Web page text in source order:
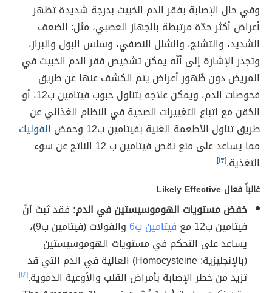
وفي حال الإصابة بفقر الدم الخبيث بدرجة شديدة تظهر
أعراض أكثر حدّة مرتبطة بالجهاز العصبي، مثل: الضعف
الشديد، والتشنج، والشلل النصفي، وسلس البول والبراز،
وتجدر الإشارة إلى أنّه يمكن تشخيص فقر الدم الخبيث في
المريض دون ظُهور أعراض يتم الكشف عنها عن طريق
فحوصات الدم، ويمكن علاجه بتناول حبوب فيتامين ب12، أو
الحُقن مع اتباع التغييرات الصحية في النظام الغذائي عن
طريق تناول الأطعمة الغنية بفيتامين ب12 وحمض
الفوليك
مما يساعد على منع نقص فيتامين ب 12 الناتج عن سوء
التغذية.[١٣]
غالباً فعال Likely Effective
خفض مستويات الهوموسيستين في الدم: فقد ثبتَ أنّ
فيتامين ب12 مع
فيتامين ب6
والفولات (فيتامين ب9)،
يساعد على التحكم في مستويات الهوموسيستين
(بالإنجليزية: Homocysteine) العالية في الدم التي قد
تزيد من خطر الإصابة بأمراض القلب والأوعية الدموية.[١٤]